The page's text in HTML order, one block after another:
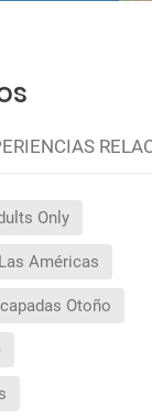
Only
Américas
Otoño